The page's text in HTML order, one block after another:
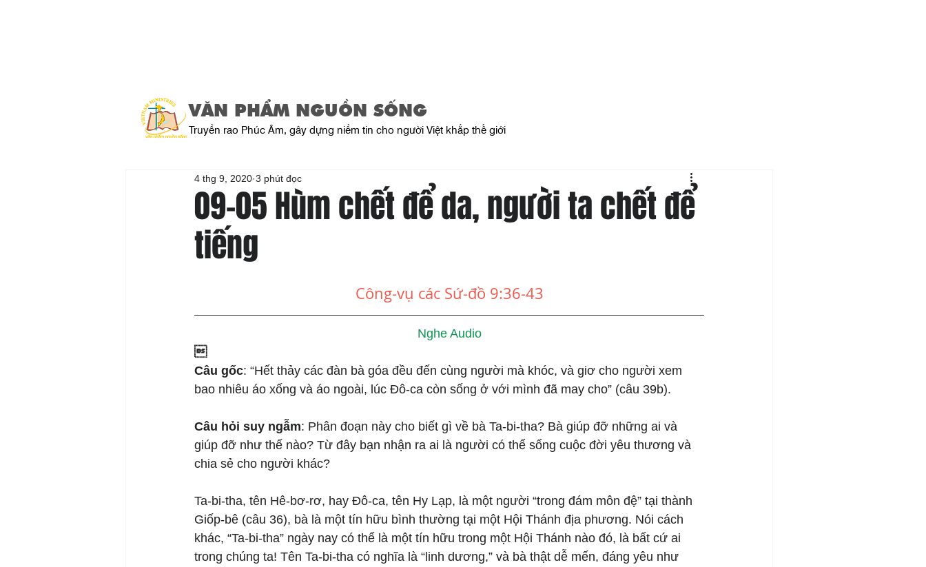
VĂN PHẨM NGUỒN SỐNG
Truyền rao Phúc Âm, gây dựng niềm tin cho người Việt khắp thế giới
09-05 Hùm chết để da, người ta chết để
tiếng
4 thg 9, 2020 3 phút đọc
Công-vụ các Sứ-đồ 9:36-43
Nghe Audio

Câu gốc: “Hết thảy các đàn bà góa đều đến cùng người mà khóc, và giơ cho người xem
bao nhiêu áo xống và áo ngoài, lúc Đô-ca còn sống ở với mình đã may cho” (câu 39b).
Câu hỏi suy ngẫm: Phân đoạn này cho biết gì về bà Ta-bi-tha? Bà giúp đỡ những ai và
giúp đỡ như thế nào? Từ đây bạn nhận ra ai là người có thể sống cuộc đời yêu thương và
chia sẻ cho người khác?
Ta-bi-tha, tên Hê-bơ-rơ, hay Đô-ca, tên Hy Lạp, là một người “trong đám môn đệ” tại thành
Giốp-bê (câu 36), bà là một tín hữu bình thường tại một Hội Thánh địa phương. Nói cách
khác, “Ta-bi-tha” ngày nay có thể là một tín hữu trong một Hội Thánh nào đó, là bất cứ ai
trong chúng ta! Tên Ta-bi-tha có nghĩa là “linh dương,” và bà thật dễ mến, đáng yêu như